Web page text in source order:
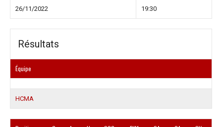
26/11/2022 19:30
Résultats
Équipe
HCMA